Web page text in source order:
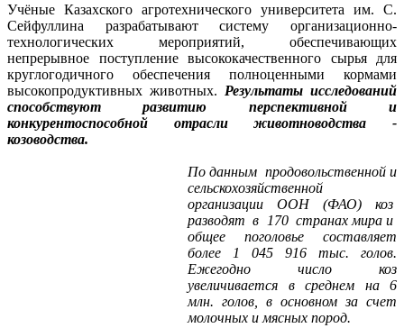
Учёные Казахского агротехнического университета им. С.
Сейфуллина разрабатывают систему организационно-
технологических мероприятий, обеспечивающих
непрерывное поступление высококачественного сырья для
круглогодичного обеспечения полноценными кормами
высокопродуктивных животных. Результаты исследований
способствуют развитию перспективной и
конкурентоспособной отрасли животноводства -
козоводства.
По данным продовольственной и
сельскохозяйственной
организации ООН (ФАО) коз
разводят в 170 странах мира и
общее поголовье составляет
более 1 045 916 тыс. голов.
Ежегодно число коз
увеличивается в среднем на 6
млн. голов, в основном за счет
молочных и мясных пород.